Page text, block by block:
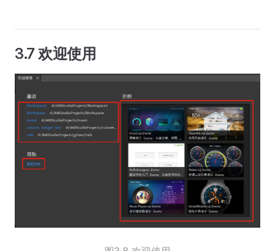
3.7 欢迎使用